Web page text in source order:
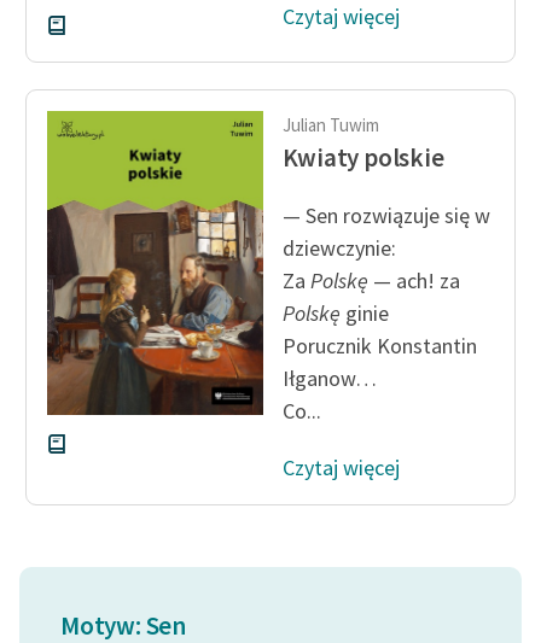
Czytaj więcej
Julian Tuwim
Kwiaty polskie
— Sen rozwiązuje się w
dziewczynie:
Za Polskę — ach! za
Polskę ginie
Porucznik Konstantin
Iłganow…
Co...
Czytaj więcej
Motyw: Sen